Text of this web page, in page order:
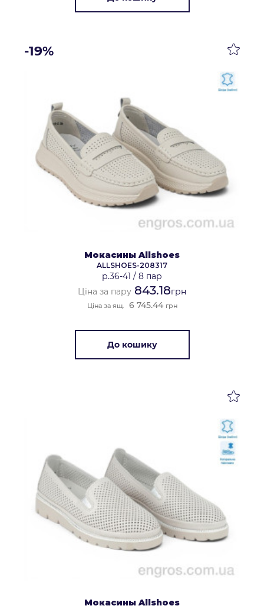
-19%
Мокасины Allshoes
ALLSHOES-208317
р.36-41 / 8 пар
Ціна за пару 843.18грн
Ціна за ящ. 6 745.44 грн
До кошику
Мокасины Allshoes